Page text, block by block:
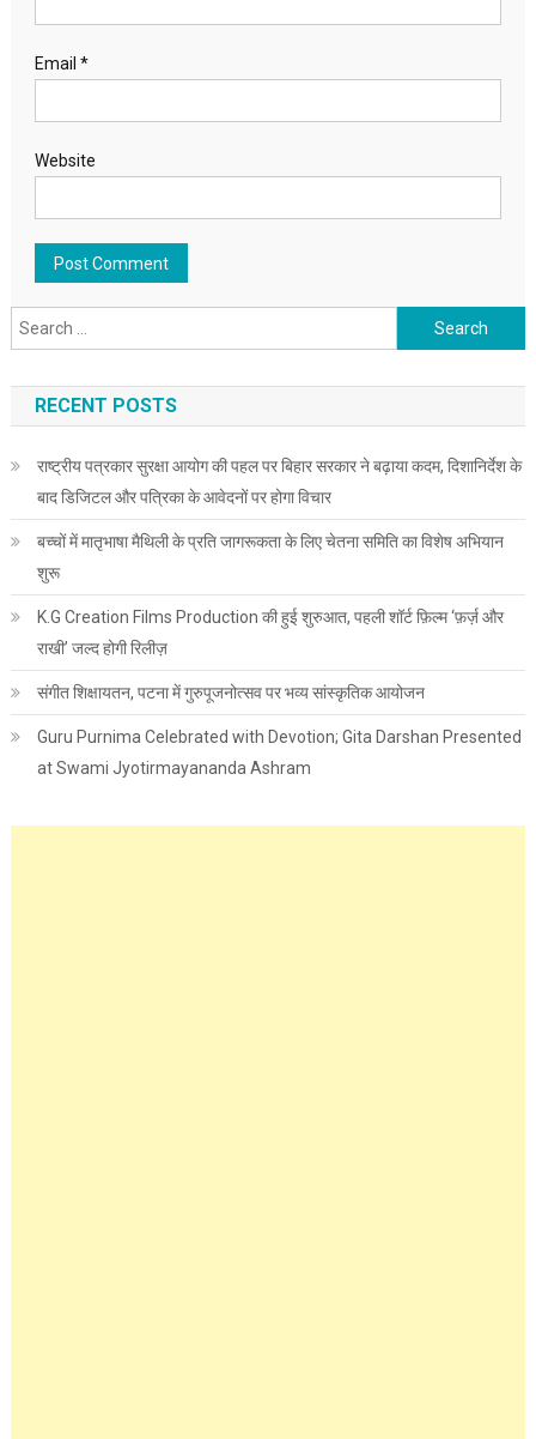
Email *
Website
Search for:
RECENT POSTS
राष्ट्रीय पत्रकार सुरक्षा आयोग की पहल पर बिहार सरकार ने बढ़ाया कदम, दिशानिर्देश के
बाद डिजिटल और पत्रिका के आवेदनों पर होगा विचार
बच्चों में मातृभाषा मैथिली के प्रति जागरूकता के लिए चेतना समिति का विशेष अभियान
शुरू
K.G Creation Films Production की हुई शुरुआत, पहली शॉर्ट फ़िल्म ‘फ़र्ज़ और
राखी’ जल्द होगी रिलीज़
संगीत शिक्षायतन, पटना में गुरुपूजनोत्सव पर भव्य सांस्कृतिक आयोजन
Guru Purnima Celebrated with Devotion; Gita Darshan Presented
at Swami Jyotirmayananda Ashram